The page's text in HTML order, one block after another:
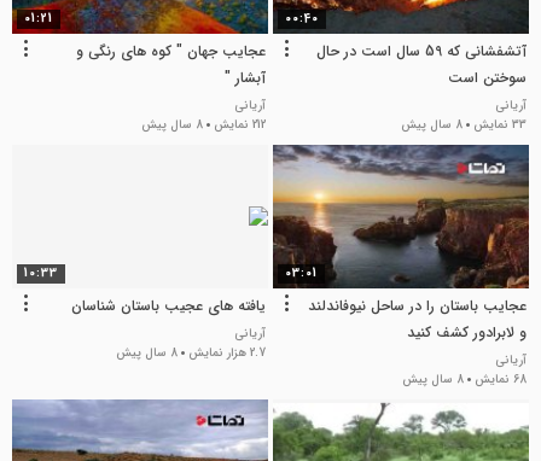
00:40
آتشفشانی که 59 سال است در حال
سوختن است
آریانی
33 نمایش
8 سال پیش
01:21
عجایب جهان " کوه های رنگی و
آبشار "
آریانی
212 نمایش
8 سال پیش
03:01
عجایب باستان را در ساحل نیوفاندلند
و لابرادور کشف کنید
آریانی
68 نمایش
8 سال پیش
10:33
یافته های عجیب باستان شناسان
آریانی
2.7 هزار نمایش
8 سال پیش